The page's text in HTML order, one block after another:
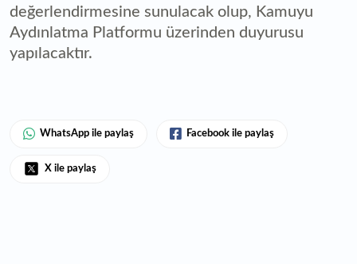
değerlendirmesine sunulacak olup, Kamuyu
Aydınlatma Platformu üzerinden duyurusu
yapılacaktır.
WhatsApp ile paylaş Facebook ile paylaş
X ile paylaş